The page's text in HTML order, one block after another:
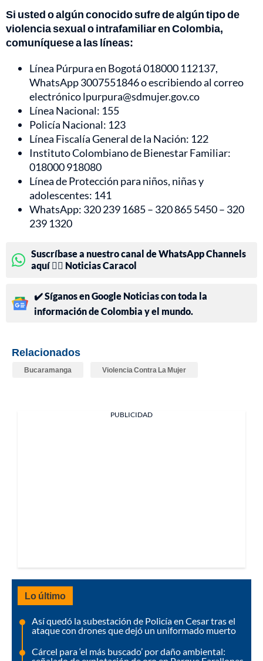
Si usted o algún conocido sufre de algún tipo de
violencia sexual o intrafamiliar en Colombia,
comuníquese a las líneas:
Línea Púrpura en Bogotá 018000 112137,
WhatsApp 3007551846 o escribiendo al correo
electrónico lpurpura@sdmujer.gov.co
Línea Nacional: 155
Policía Nacional: 123
Línea Fiscalía General de la Nación: 122
Instituto Colombiano de Bienestar Familiar:
018000 918080
Línea de Protección para niños, niñas y
adolescentes: 141
WhatsApp: 320 239 1685 – 320 865 5450 – 320
239 1320
Suscríbase a nuestro canal de WhatsApp Channels
aquí 👉🏻 Noticias Caracol
✔️ Síganos en Google Noticias con toda la
información de Colombia y el mundo.
Relacionados
Bucaramanga Violencia Contra La Mujer
PUBLICIDAD
Lo último
Así quedó la subestación de Policía en Cesar tras el
ataque con drones que dejó un uniformado muerto
Cárcel para ‘el más buscado’ por daño ambiental: